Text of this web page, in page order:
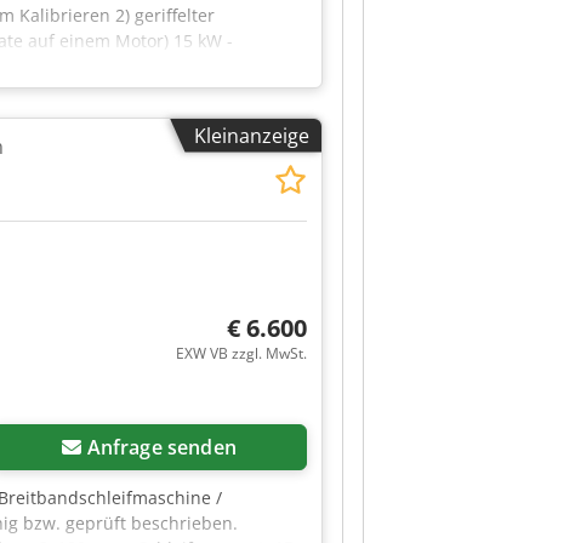
Kalibrieren 2) geriffelter
auf einem Motor) 15 kW -
Metallwalzen - Förderband - 2
- elektrische
von Vorschubgeschwindigkeiten
mm - Gewicht 1160 kg
Schleifmaschine, idealer
Preise können sich aufgrund
Kleinanzeige
€ 6.600
EXW VB zzgl. MwSt.
Anfrage senden
Breitbandschleifmaschine /
bzw. geprüft beschrieben.